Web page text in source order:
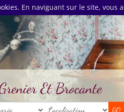
En naviguant sur le site,
Et Brocante